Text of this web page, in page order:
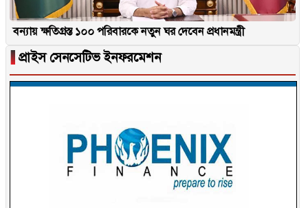
বন্যায় ক্ষতিগ্রস্ত ১০০ পরিবারকে নতুন ঘর দেবেন প্রধানমন্ত্রী
▐ প্রাইস সেনসেটিভ ইনফরমেশন